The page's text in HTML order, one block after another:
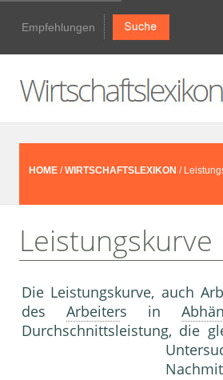
Empfehlungen
HOME /WIRTSCHAFTSLEXIKON /
Leistungskurve
Die Leistungskurve, auch
des Arbeiters in
Durchschnittsleistung, die